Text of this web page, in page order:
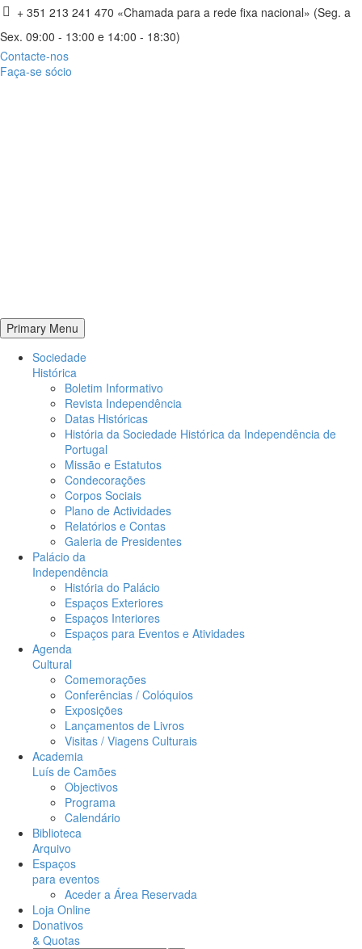
+ 351 213 241 470 «Chamada para a rede fixa nacional» (Seg. a
Sex. 09:00 - 13:00 e 14:00 - 18:30)
Contacte-nos
Faça-se sócio
Primary Menu
Sociedade
Histórica
Boletim Informativo
Revista Independência
Datas Históricas
História da Sociedade Histórica da Independência de
Portugal
Missão e Estatutos
Condecorações
Corpos Sociais
Plano de Actividades
Relatórios e Contas
Galeria de Presidentes
Palácio da
Independência
História do Palácio
Espaços Exteriores
Espaços Interiores
Espaços para Eventos e Atividades
Agenda
Cultural
Comemorações
Conferências / Colóquios
Exposições
Lançamentos de Livros
Visitas / Viagens Culturais
Academia
Luís de Camões
Objectivos
Programa
Calendário
Biblioteca
Arquivo
Espaços
para eventos
Aceder a Área Reservada
Loja Online
Donativos
& Quotas